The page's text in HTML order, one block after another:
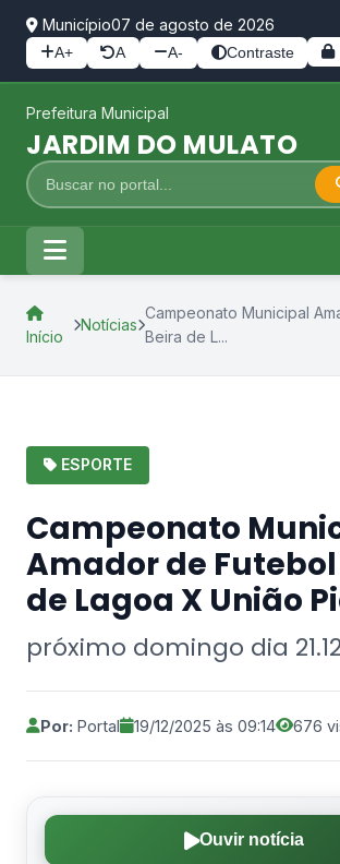
Município07 de agosto de 2026
A+ A A- Contraste
Prefeitura Municipal
JARDIM DO MULATO
Início
Notícias
Campeonato Municipal
Beira de L...
ESPORTE
Campeonato
Amador de
de Lagoa X União
próximo domingo dia
Por: Portal 19/12/2025 às 09:14 676
Ouvir notícia